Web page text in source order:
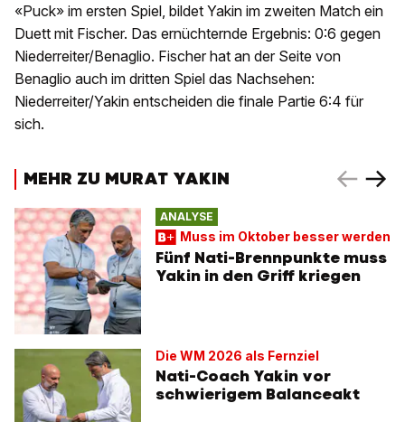
«Puck» im ersten Spiel, bildet Yakin im zweiten Match ein
Duett mit Fischer. Das ernüchternde Ergebnis: 0:6 gegen
Niederreiter/Benaglio. Fischer hat an der Seite von
Benaglio auch im dritten Spiel das Nachsehen:
Niederreiter/Yakin entscheiden die finale Partie 6:4 für
sich.
MEHR ZU MURAT YAKIN
ANALYSE
Muss im Oktober besser werden
Fünf Nati-Brennpunkte muss
Yakin in den Griff kriegen
Die WM 2026 als Fernziel
Nati-Coach Yakin vor
schwierigem Balanceakt